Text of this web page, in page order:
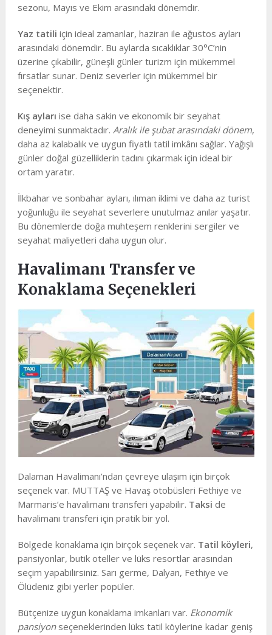
sezonu, Mayıs ve Ekim arasındaki dönemdir.
Yaz tatili için ideal zamanlar, haziran ile ağustos ayları
arasındaki dönemdir. Bu aylarda sıcaklıklar 30°C’nin
üzerine çıkabilir, güneşli günler turizm için mükemmel
fırsatlar sunar. Deniz severler için mükemmel bir
seçenektir.
Kış ayları ise daha sakin ve ekonomik bir seyahat
deneyimi sunmaktadır. Aralık ile şubat arasındaki dönem,
daha az kalabalık ve uygun fiyatlı tatil imkânı sağlar. Yağışlı
günler doğal güzelliklerin tadını çıkarmak için ideal bir
ortam yaratır.
İlkbahar ve sonbahar ayları, ılıman iklimi ve daha az turist
yoğunluğu ile seyahat severlere unutulmaz anılar yaşatır.
Bu dönemlerde doğa muhteşem renklerini sergiler ve
seyahat maliyetleri daha uygun olur.
Havalimanı Transfer ve
Konaklama Seçenekleri
Dalaman Havalimanı’ndan çevreye ulaşım için birçok
seçenek var. MUTTAŞ ve Havaş otobüsleri Fethiye ve
Marmaris’e havalimanı transferi yapabilir. Taksi de
havalimanı transferi için pratik bir yol.
Bölgede konaklama için birçok seçenek var. Tatil köyleri,
pansiyonlar, butik oteller ve lüks resortlar arasından
seçim yapabilirsiniz. Sarı germe, Dalyan, Fethiye ve
Ölüdeniz gibi yerler popüler.
Bütçenize uygun konaklama imkanları var. Ekonomik
pansiyon seçeneklerinden lüks tatil köylerine kadar geniş